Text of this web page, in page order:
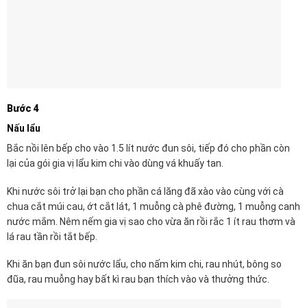
Bước 4
Nấu lẩu
Bắc nồi lên bếp cho vào 1.5 lít nước đun sôi, tiếp đó cho phần còn
lại của gói gia vị lẩu kim chi vào dùng vá khuấy tan.
Khi nước sôi trở lại bạn cho phần cá lăng đã xào vào cùng với cà
chua cắt múi cau, ớt cắt lát, 1 muỗng cà phê đường, 1 muỗng canh
nước mắm. Nêm nếm gia vị sao cho vừa ăn rồi rắc 1 ít rau thơm và
lá rau tần rồi tắt bếp.
Khi ăn bạn đun sôi nước lẩu, cho nấm kim chi, rau nhút, bông so
đũa, rau muỗng hay bất kì rau bạn thích vào và thưởng thức.